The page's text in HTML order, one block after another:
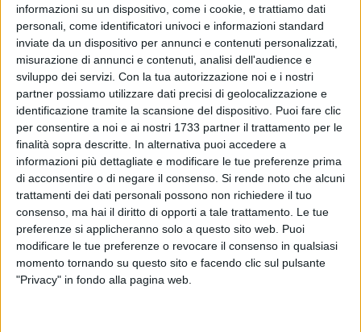
informazioni su un dispositivo, come i cookie, e trattiamo dati
personali, come identificatori univoci e informazioni standard
inviate da un dispositivo per annunci e contenuti personalizzati,
misurazione di annunci e contenuti, analisi dell'audience e
sviluppo dei servizi. Con la tua autorizzazione noi e i nostri
partner possiamo utilizzare dati precisi di geolocalizzazione e
identificazione tramite la scansione del dispositivo. Puoi fare clic
per consentire a noi e ai nostri 1733 partner il trattamento per le
finalità sopra descritte. In alternativa puoi accedere a
informazioni più dettagliate e modificare le tue preferenze prima
di acconsentire o di negare il consenso. Si rende noto che alcuni
trattamenti dei dati personali possono non richiedere il tuo
consenso, ma hai il diritto di opporti a tale trattamento. Le tue
preferenze si applicheranno solo a questo sito web. Puoi
modificare le tue preferenze o revocare il consenso in qualsiasi
momento tornando su questo sito e facendo clic sul pulsante
"Privacy" in fondo alla pagina web.
BARLETTA - 11 SETTEMBRE 2013
Tensostruttura e “Simeone”, le novità della
nuova commissione sport
BARLETTA - 10 SETTEMBRE 2013
Una “turca a cielo aperto”, Barletta come un
campeggio
BARLETTA - 10 SETTEMBRE 2013
Al "Dimiccoli" in pullman: adesso si può
BARLETTA - 9 SETTEMBRE 2013
Speciale "Sfide" su Pietro Mennea: l'orgoglio di